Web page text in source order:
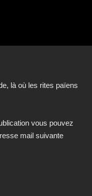
là où les rites païens
vous pouvez
mail suivante